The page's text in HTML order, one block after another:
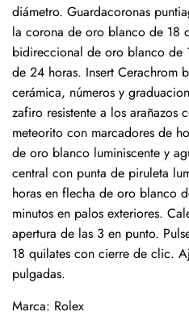
diámetro. Guardacoronas
la corona de oro blanco de 18
bidireccional de oro blanco de
de 24 horas. Insert Cerachrom
cerámica, números y
zafiro resistente a los arañazos
meteorito con marcadores de
de oro blanco luminiscente y
central con punta de piruleta
horas en flecha de oro blanco
minutos en palos exteriores.
apertura de las 3 en punto.
18 quilates con cierre de clic.
pulgadas.
Marca: Rolex